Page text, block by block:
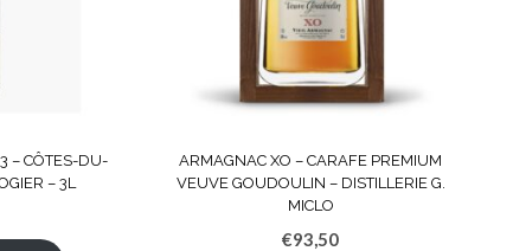
– CÔTES-DU-
– 3L
ARMAGNAC XO – CARAFE PREMIUM
VEUVE GOUDOULIN – DISTILLERIE G.
MICLO
€93,50